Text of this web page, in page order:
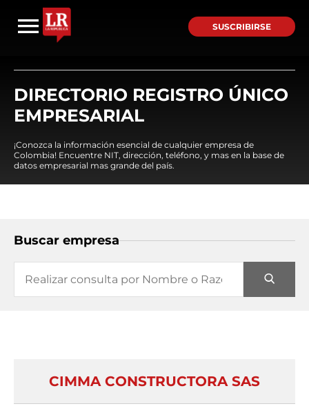
SUSCRIBIRSE
DIRECTORIO REGISTRO ÚNICO
EMPRESARIAL
¡Conozca la información esencial de cualquier empresa de
Colombia! Encuentre NIT, dirección, teléfono, y mas en la base de
datos empresarial mas grande del país.
Buscar empresa
CIMMA CONSTRUCTORA SAS